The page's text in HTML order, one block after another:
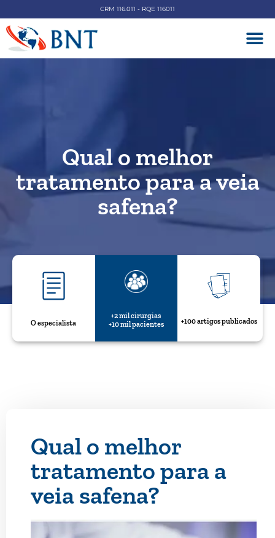
CRM 116.011 - RQE 116011
Qual o melhor
tratamento para a veia
safena?
O especialista
+2 mil cirurgias
+10 mil pacientes
+100 artigos publicados
Qual o melhor
tratamento para a
veia safena?